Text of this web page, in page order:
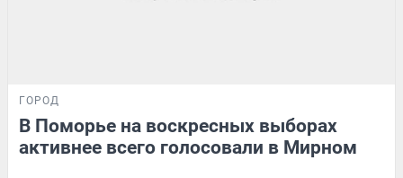
ГОРОД
В Поморье на воскресных выборах
активнее всего голосовали в Мирном